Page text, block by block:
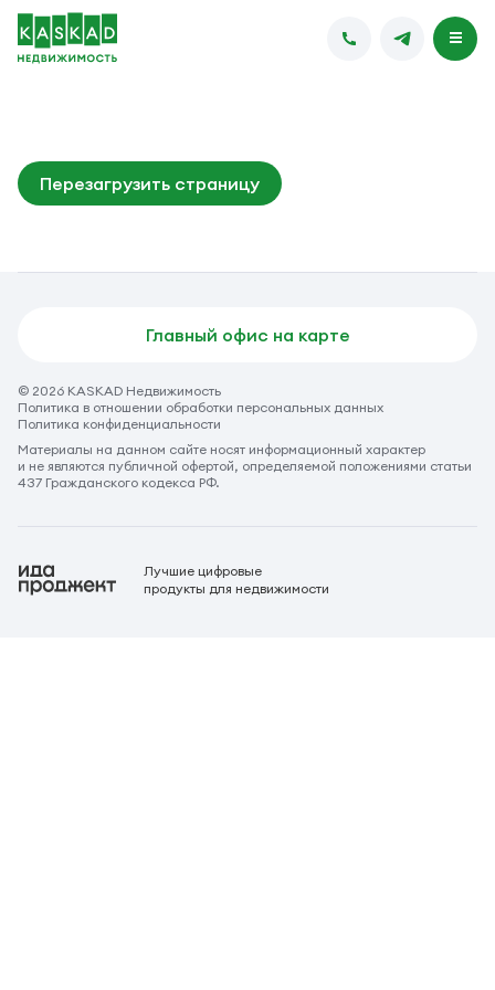
Перезагрузить страницу
Главный офис на карте
© 2026 KASKAD Недвижимость
Политика в отношении обработки персональных данных
Политика конфиденциальности
Материалы на данном сайте носят информационный характер
и не являются публичной офертой, определяемой положениями статьи
437 Гражданского кодекса РФ.
Лучшие цифровые
продукты для недвижимости